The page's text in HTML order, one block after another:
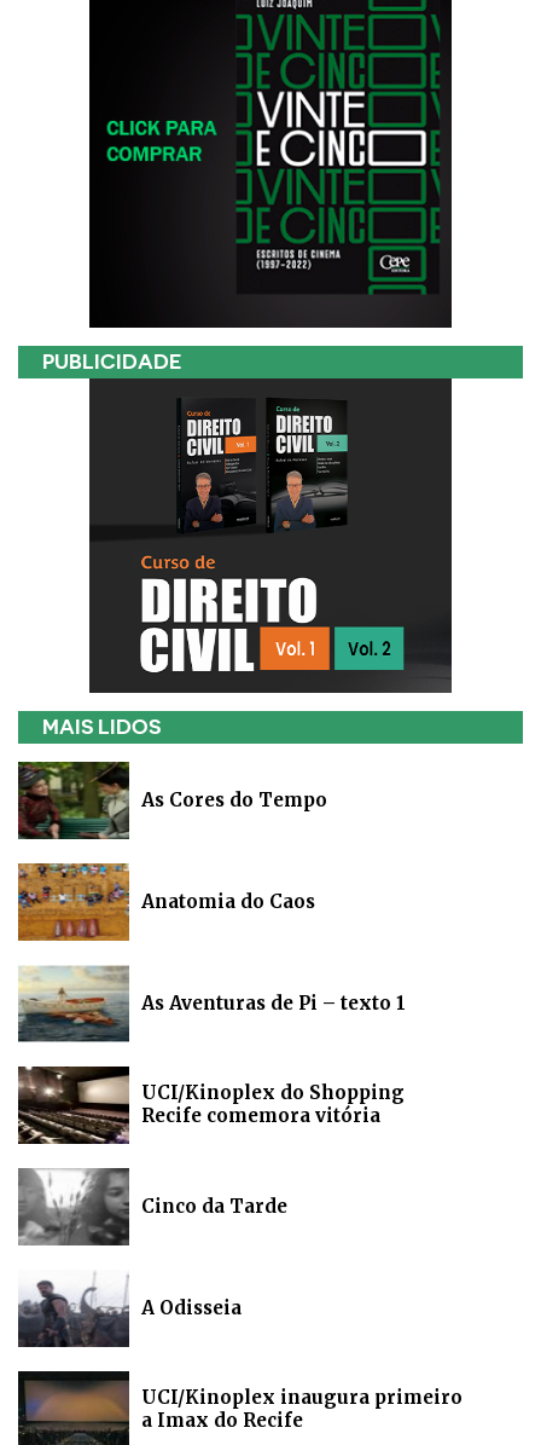
PUBLICIDADE
MAIS LIDOS
As Cores do Tempo
Anatomia do Caos
As Aventuras de Pi – texto 1
UCI/Kinoplex do Shopping
Recife comemora vitória
Cinco da Tarde
A Odisseia
UCI/Kinoplex inaugura primeiro
a Imax do Recife